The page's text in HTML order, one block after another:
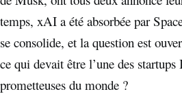
temps, xAI a été absorbée par
se consolide, et la question est
ce qui devait être l’une des
prometteuses du monde ?